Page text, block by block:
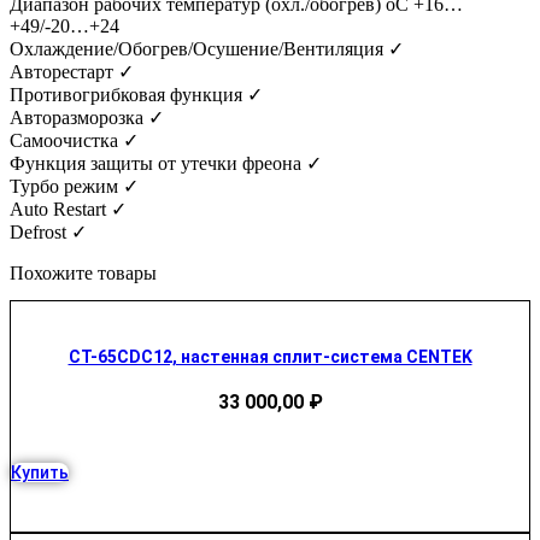
+49/-20…+24
Охлаждение/Обогрев/Осушение/Вентиляция ✓
Авторестарт ✓
Противогрибковая функция ✓
Авторазморозка ✓
Самоочистка ✓
Функция защиты от утечки фреона ✓
Турбо режим ✓
Auto Restart ✓
Defrost ✓
Похожите товары
CT-65CDC12, настенная сплит-система CENTEK
33 000,00 ₽
Купить